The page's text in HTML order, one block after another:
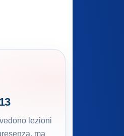
lezioni
ma